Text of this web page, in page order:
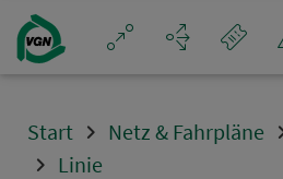
Navigation überspringen
Start Netz & Fahrpläne
Linie